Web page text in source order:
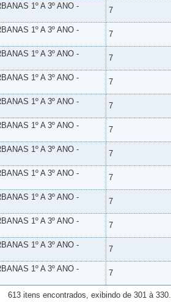
1º A 3º ANO -
7
1º A 3º ANO -
7
1º A 3º ANO -
7
1º A 3º ANO -
7
1º A 3º ANO -
7
1º A 3º ANO -
7
1º A 3º ANO -
7
1º A 3º ANO -
7
1º A 3º ANO -
7
1º A 3º ANO -
7
1º A 3º ANO -
7
1º A 3º ANO -
7
613 itens encontrados, exibindo de 301 à 330.